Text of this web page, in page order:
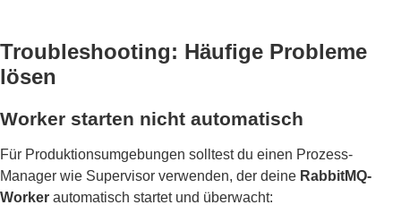
Troubleshooting: Häufige Probleme
lösen
Worker starten nicht automatisch
Für Produktionsumgebungen solltest du einen Prozess-
Manager wie Supervisor verwenden, der deine RabbitMQ-
Worker automatisch startet und überwacht: